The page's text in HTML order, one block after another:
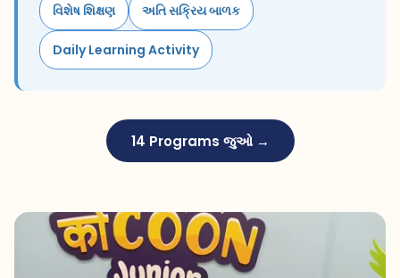
વિશેષ શિક્ષણ અતિ સક્રિય બાળક
Daily Learning Activity
14 Programs જુઓ →